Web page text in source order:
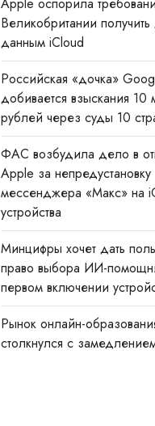
Великобритании получить
данным iCloud
Российская «дочка»
добивается взыскания 10
рублей через суды 10
ФАС возбудила дело в
Apple за непредустановку
мессенджера «Макс» на
устройства
Минцифры хочет дать
право выбора ИИ-
первом включении
Рынок онлайн-
столкнулся с